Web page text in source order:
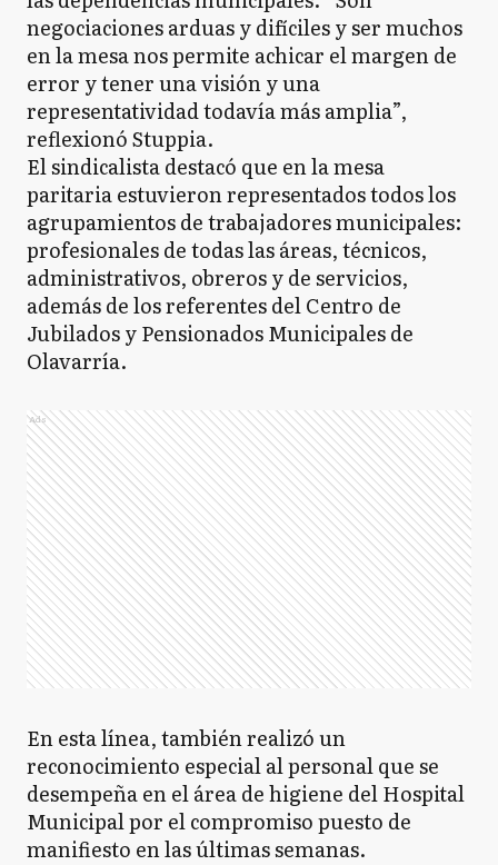
negociaciones arduas y difíciles y ser muchos
en la mesa nos permite achicar el margen de
error y tener una visión y una
representatividad todavía más amplia”,
reflexionó Stuppia.
El sindicalista destacó que en la mesa
paritaria estuvieron representados todos los
agrupamientos de trabajadores municipales:
profesionales de todas las áreas, técnicos,
administrativos, obreros y de servicios,
además de los referentes del Centro de
Jubilados y Pensionados Municipales de
Olavarría.
Ads
En esta línea, también realizó un
reconocimiento especial al personal que se
desempeña en el área de higiene del Hospital
Municipal por el compromiso puesto de
manifiesto en las últimas semanas.